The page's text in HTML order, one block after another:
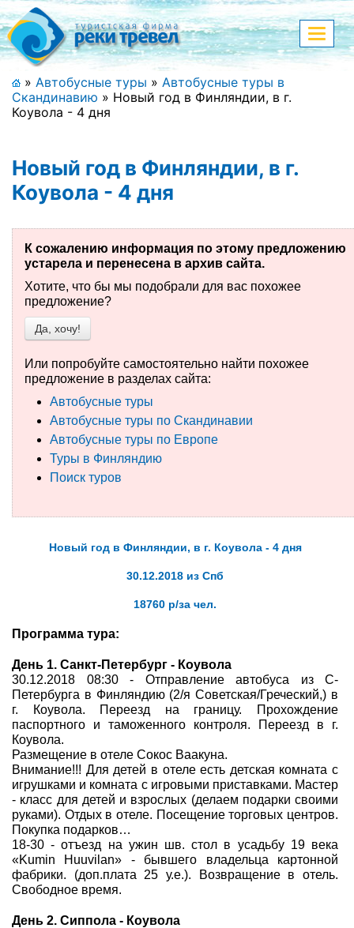
Меню
+7 (911) 182-44-68
Адрес офиса, контакты
Спецпредложения
Праздничные туры
Страны и направления
Туры по России
Автобусные туры
Круизы
Туры на пароме
Авиабилеты
Туристическая страховка
Отзывы
меню
» Автобусные туры » Автобусные туры в
Скандинавию » Новый год в Финляндии, в г.
Коувола - 4 дня
Новый год в Финляндии, в г.
Коувола - 4 дня
К сожалению информация по этому предложению
устарела и перенесена в архив сайта.
Хотите, что бы мы подобрали для вас похожее
предложение?
Да, хочу!
Или попробуйте самостоятельно найти похожее
предложение в разделах сайта:
Автобусные туры
Автобусные туры по Скандинавии
Автобусные туры по Европе
Туры в Финляндию
Поиск туров
Новый год в Финляндии, в г. Коувола - 4 дня
30.12.2018 из Спб
18760 р/за чел.
Программа тура:
День 1. Санкт-Петербург - Коувола
30.12.2018 08:30 - Отправление автобуса из С-
Петербурга в Финляндию (2/я Советская/Греческий,) в
г. Коувола. Переезд на границу. Прохождение
паспортного и таможенного контроля. Переезд в г.
Коувола.
Размещение в отеле Сокос Ваакуна.
Внимание!!! Для детей в отеле есть детская комната с
игрушками и комната с игровыми приставками. Мастер
- класс для детей и взрослых (делаем подарки своими
руками). Отдых в отеле. Посещение торговых центров.
Покупка подарков…
18-30 - отъезд на ужин шв. стол в усадьбу 19 века
«Kumin Huuvilan» - бывшего владельца картонной
фабрики. (доп.плата 25 у.е.). Возвращение в отель.
Свободное время.
День 2. Сиппола - Коувола